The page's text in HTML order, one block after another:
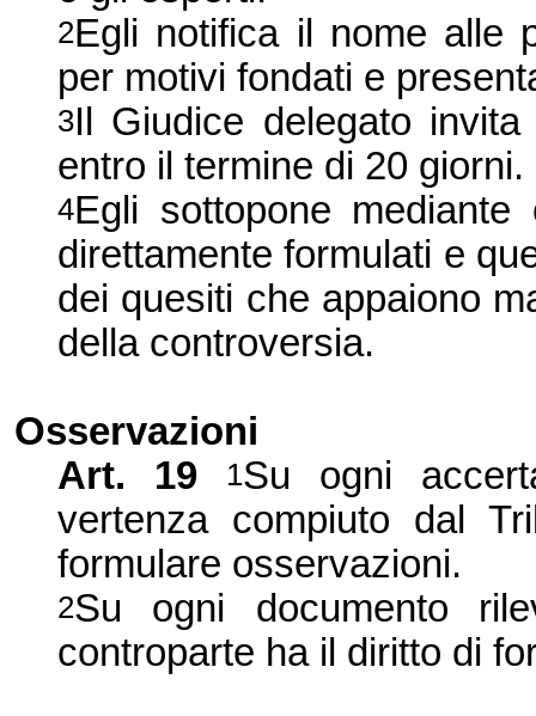
2Egli notifica il nome alle
per motivi fondati e
3Il Giudice delegato
entro il termine di 20 giorni.
4Egli sottopone
direttamente formulati e
dei quesiti che appaiono
della controversia.
Osservazioni
Art.
19 1Su ogni
vertenza compiuto dal
formulare osservazioni.
2Su ogni documento
controparte ha il diritto di